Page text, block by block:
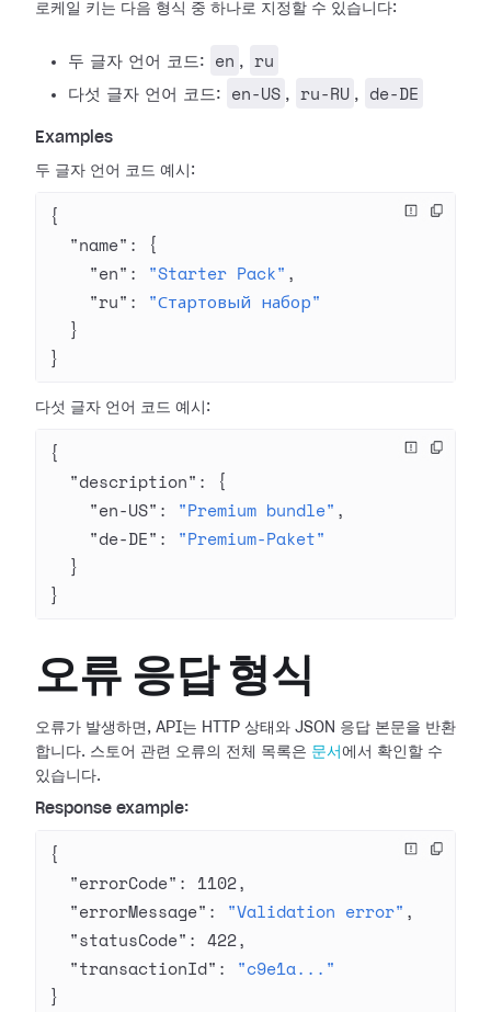
로케일 키는 다음 형식 중 하나로 지정할 수 있습니다:
두 글자 언어 코드: en , ru
다섯 글자 언어 코드: en-US , ru-RU , de-DE
Examples
두 글자 언어 코드 예시:
{
  "name"
: {
    "en"
: "Starter Pack" ,
    "ru"
: "Стартовый набор"
  }
}
다섯 글자 언어 코드 예시:
{
  "description"
: {
    "en-US"
: "Premium bundle" ,
    "de-DE"
: "Premium-Paket"
  }
}
오류 응답 형식
오류가 발생하면, API는 HTTP 상태와 JSON 응답 본문을 반환
합니다. 스토어 관련 오류의 전체 목록은 문서 에서 확인할 수
있습니다.
Response example:
{
  "errorCode"
: 1102,
  "errorMessage"
: "Validation error" ,
  "statusCode"
: 422,
  "transactionId"
: "c9e1a..."
}